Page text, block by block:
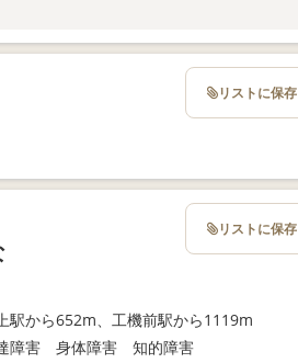
リストに保存
駅から652m、工機前駅から1119m
障害 身体障害 知的障害
リストに保存